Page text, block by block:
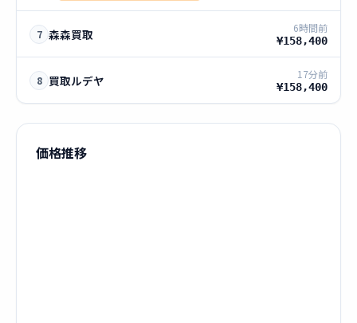
7 森森買取 6時間前
¥158,400
8 買取ルデヤ 17分前
¥158,400
価格推移